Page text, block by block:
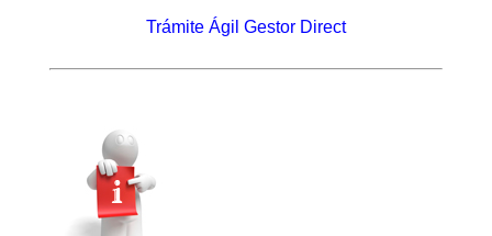
Trámite Ágil Gestor Direct